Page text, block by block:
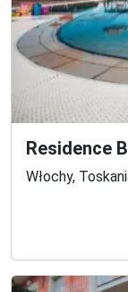
Residence
Włochy,